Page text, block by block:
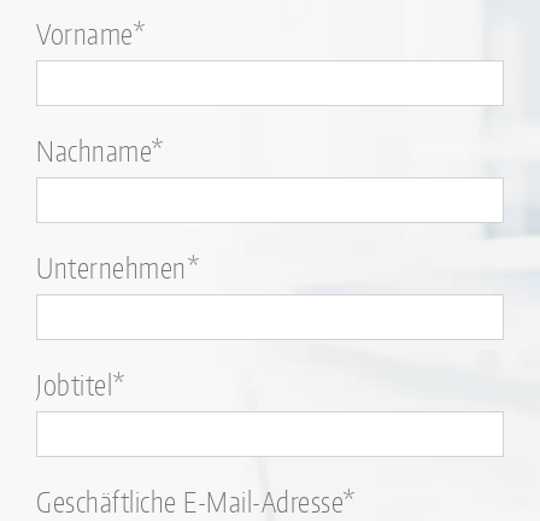
lasse
Feld
leer.
Vorname*
Nachname*
Unternehmen*
Jobtitel*
Geschäftliche E-Mail-Adresse*